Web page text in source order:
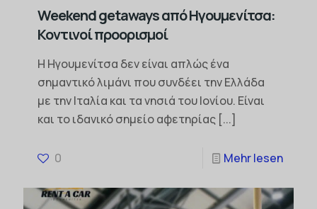
Weekend getaways από Ηγουμενίτσα:
Κοντινοί προορισμοί
Η Ηγουμενίτσα δεν είναι απλώς ένα
σημαντικό λιμάνι που συνδέει την Ελλάδα
με την Ιταλία και τα νησιά του Ιονίου. Είναι
και το ιδανικό σημείο αφετηρίας [...]
0 Mehr lesen